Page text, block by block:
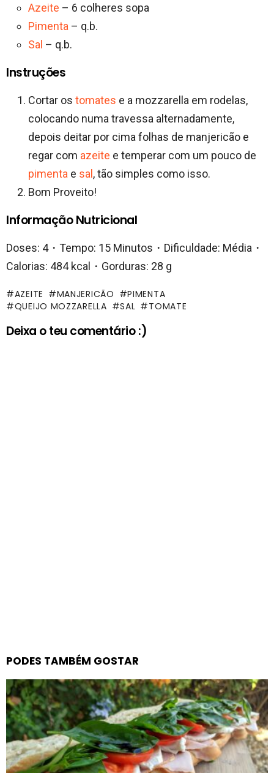
Azeite – 6 colheres sopa
Pimenta – q.b.
Sal – q.b.
Instruções
Cortar os tomates e a mozzarella em rodelas,
colocando numa travessa alternadamente,
depois deitar por cima folhas de manjericão e
regar com azeite e temperar com um pouco de
pimenta e sal, tão simples como isso.
Bom Proveito!
Informação Nutricional
Doses: 4・Tempo: 15 Minutos・Dificuldade: Média・
Calorias: 484 kcal・Gorduras: 28 g
AZEITE MANJERICÃO
PIMENTA
QUEIJO MOZZARELLA
SAL TOMATE
Deixa o teu comentário :)
PODES TAMBÉM GOSTAR